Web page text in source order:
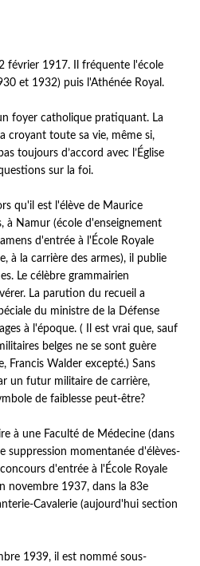
février 1917. Il fréquente l'école
et 1932) puis l'Athénée Royal.
foyer catholique pratiquant. La
croyant toute sa vie, même si,
toujours d’accord avec l’Église
sur la foi.
qu'il est l'élève de Maurice
à Namur (école d'enseignement
d'entrée à l'École Royale
à la carrière des armes), il publie
Le célèbre grammairien
La parution du recueil a
du ministre de la Défense
à l'époque. ( Il est vrai que, sauf
belges ne se sont guère
Francis Walder excepté.) Sans
un futur militaire de carrière,
de faiblesse peut-être?
à une Faculté de Médecine (dans
suppression momentanée d'élèves-
d'entrée à l'École Royale
novembre 1937, dans la 83e
Cavalerie (aujourd'hui section
1939, il est nommé sous-